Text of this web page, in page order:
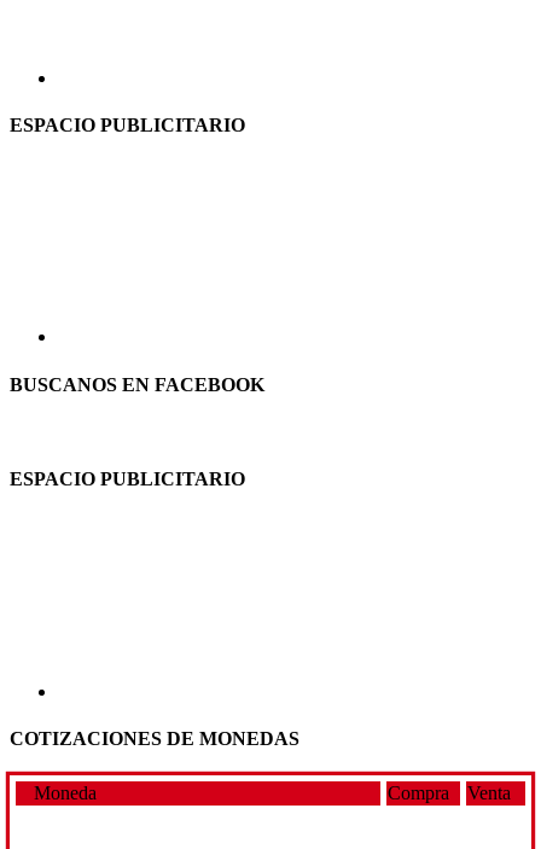
ESPACIO PUBLICITARIO
BUSCANOS EN FACEBOOK
ESPACIO PUBLICITARIO
COTIZACIONES DE MONEDAS
Moneda Compra Venta